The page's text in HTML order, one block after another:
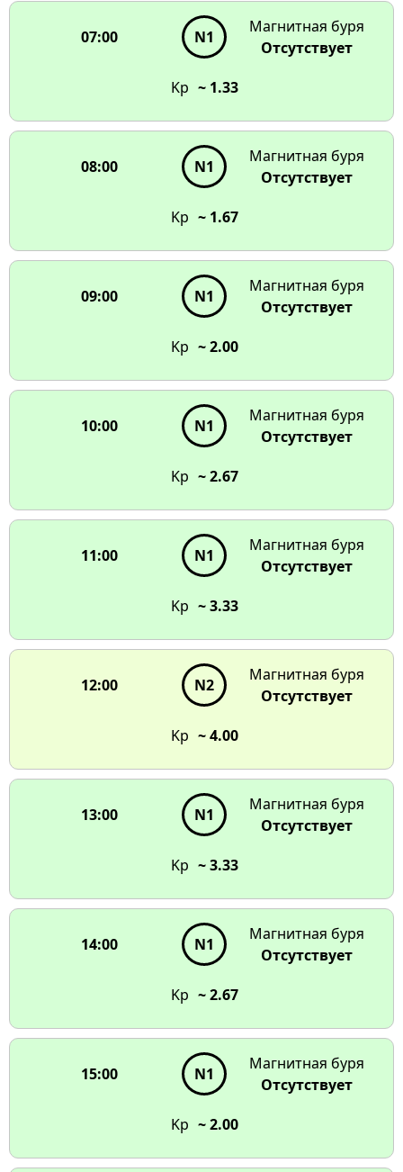
07:00 N1
Магнитная буря
Отсутствует
Kp ~ 1.33
08:00 N1
Магнитная буря
Отсутствует
Kp ~ 1.67
09:00 N1
Магнитная буря
Отсутствует
Kp ~ 2.00
10:00 N1
Магнитная буря
Отсутствует
Kp ~ 2.67
11:00 N1
Магнитная буря
Отсутствует
Kp ~ 3.33
12:00 N2
Магнитная буря
Отсутствует
Kp ~ 4.00
13:00 N1
Магнитная буря
Отсутствует
Kp ~ 3.33
14:00 N1
Магнитная буря
Отсутствует
Kp ~ 2.67
15:00 N1
Магнитная буря
Отсутствует
Kp ~ 2.00